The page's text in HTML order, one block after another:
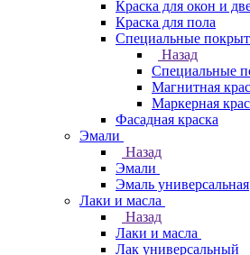
Краска для окон и
Краска для пола
Специальные
Назад
Специальные
Магнитная
Маркерная
Фасадная краска
Эмали
Назад
Эмали
Эмаль универсальная
Лаки и масла
Назад
Лаки и масла
Лак универсальный